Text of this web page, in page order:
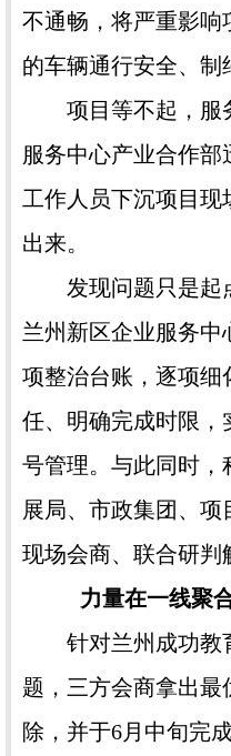
不通畅，将严重影响
的车辆通行安全、制
项目等不起，服
服务中心产业合作部
工作人员下沉项目现
出来。
发现问题只是起点
兰州新区企业服务
项整治台账，逐项细
任、明确完成时限，
号管理。与此同时，
展局、市政集团、项
现场会商、联合研判
力量在一线聚
针对兰州成功教
题，三方会商拿出最
除，并于6月中旬完